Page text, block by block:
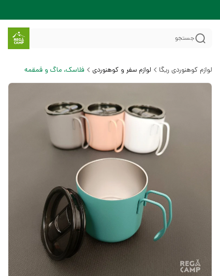
جستجو
لوازم کوهنوردی ریگا لوازم سفر و کوهنوردی فلاسک، ماگ و قمقمه